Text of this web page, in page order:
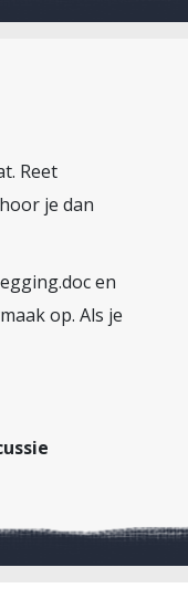
Reet
je dan
en
op. Als je